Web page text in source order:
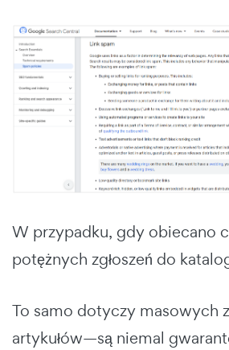
W przypadku, gdy obiecano
potężnych zgłoszeń do
To samo dotyczy masowych
artykułów—są niemal